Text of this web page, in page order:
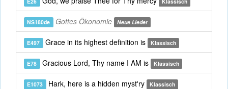
NS180de Gottes Ökonomie Neue Lieder
E497 Grace in its highest definition is Klassisch
E78 Gracious Lord, Thy name I AM is Klassisch
E1073 Hark, here is a hidden myst'ry Klassisch